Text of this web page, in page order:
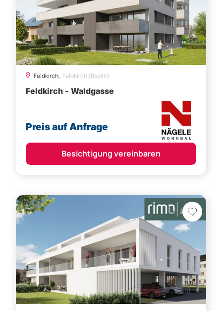
Feldkirch,Feldkirch (Bezirk)
Feldkirch - Waldgasse
Preis auf Anfrage
Götzis,Feldkirch (Bezirk)
Wohnanlage "Glattenstein" in ruhiger Lage
in Götzis.